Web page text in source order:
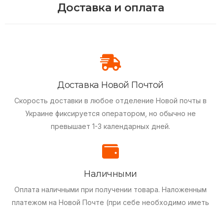
Доставка и оплата
Доставка Новой Почтой
Скорость доставки в любое отделение Новой почты в
Украине фиксируется оператором, но обычно не
превышает 1-3 календарных дней.
Наличными
Оплата наличными при получении товара. Наложенным
платежом на Новой Почте (при себе необходимо иметь